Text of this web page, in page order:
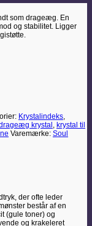
som drageæg. En
og stabilitet. Ligger
Krystalindeks
krystal krystal til
Varemærke: Soul
der ofte leder
består af en
(gule toner) og
og krakeleret